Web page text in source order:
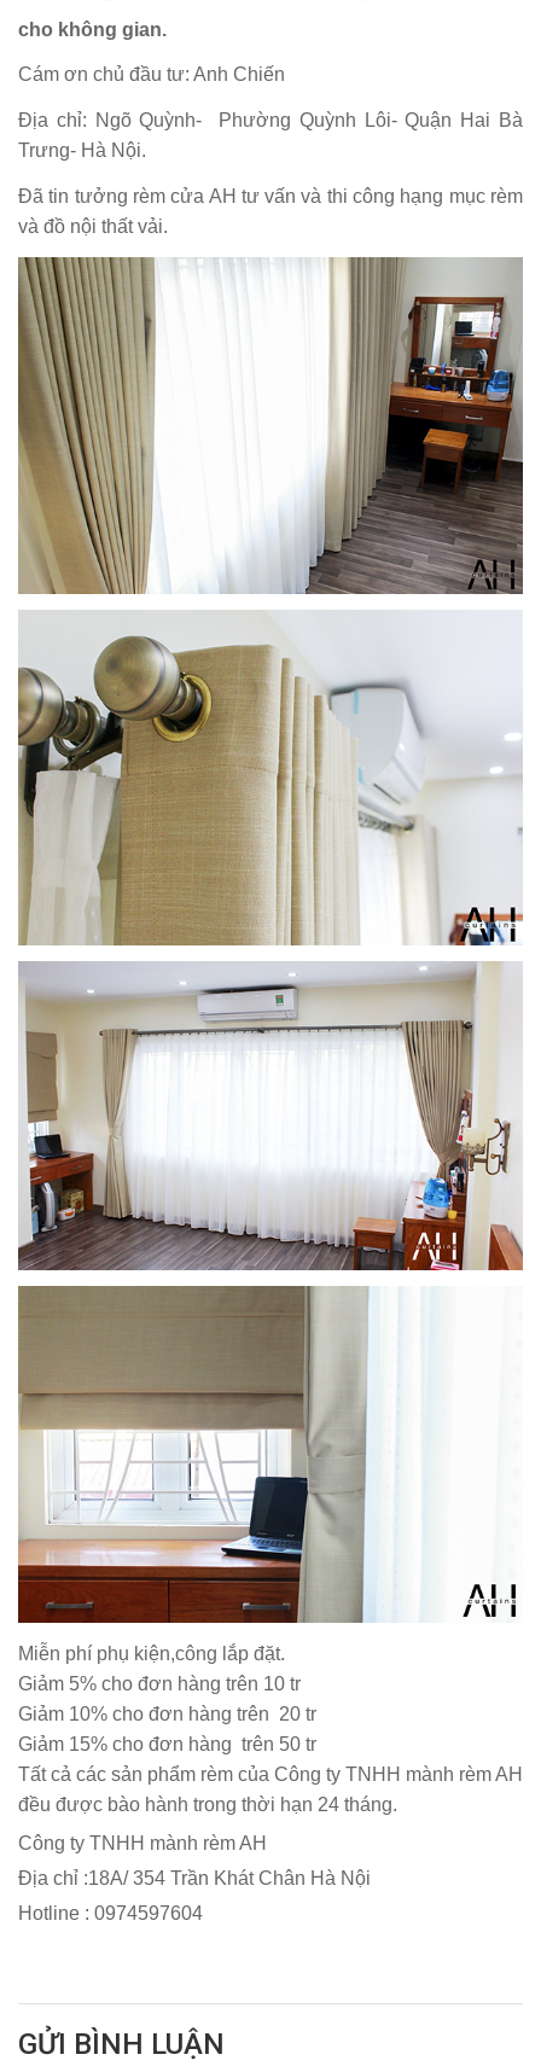
cho không gian.
Cám ơn chủ đầu tư: Anh Chiến
Địa chỉ: Ngõ Quỳnh- Phường Quỳnh Lôi- Quận Hai Bà
Trưng- Hà Nội.
Đã tin tưởng rèm cửa AH tư vấn và thi công hạng mục rèm
và đồ nội thất vải.
Miễn phí phụ kiện,công lắp đặt.
Giảm 5% cho đơn hàng trên 10 tr
Giảm 10% cho đơn hàng trên 20 tr
Giảm 15% cho đơn hàng trên 50 tr
Tất cả các sản phẩm rèm của Công ty TNHH mành rèm AH
đều được bào hành trong thời hạn 24 tháng.
Công ty TNHH mành rèm AH
Địa chỉ :18A/ 354 Trần Khát Chân Hà Nội
Hotline : 0974597604
GỬI BÌNH LUẬN